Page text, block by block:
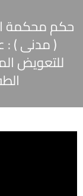
( مدنى ) :
للتعويض